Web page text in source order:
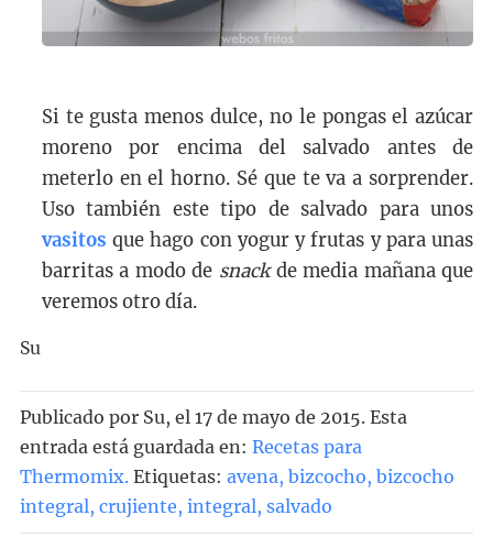
Si te gusta menos dulce, no le pongas el azúcar
moreno por encima del salvado antes de
meterlo en el horno. Sé que te va a sorprender.
Uso también este tipo de salvado para unos
vasitos que hago con yogur y frutas y para unas
barritas a modo de snackde media mañana que
veremos otro día.
Su
Publicado por Su, el 17 de mayo de 2015. Esta
entrada está guardada en: Recetas para
Thermomix. Etiquetas: avena, bizcocho, bizcocho
integral, crujiente, integral, salvado